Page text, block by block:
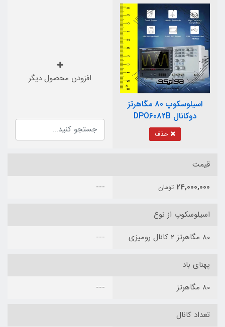
اسیلوسکوپ 80 مگاهرتز
دوکانال DPO6082B
حذف
افزودن محصول دیگر
قیمت
24,000,000 تومان ---
اسیلوسکوپ از نوع
80 مگاهرتز 2 کانال رومیزی
---
پهنای باد
80 مگاهرتز
---
تعداد کانال